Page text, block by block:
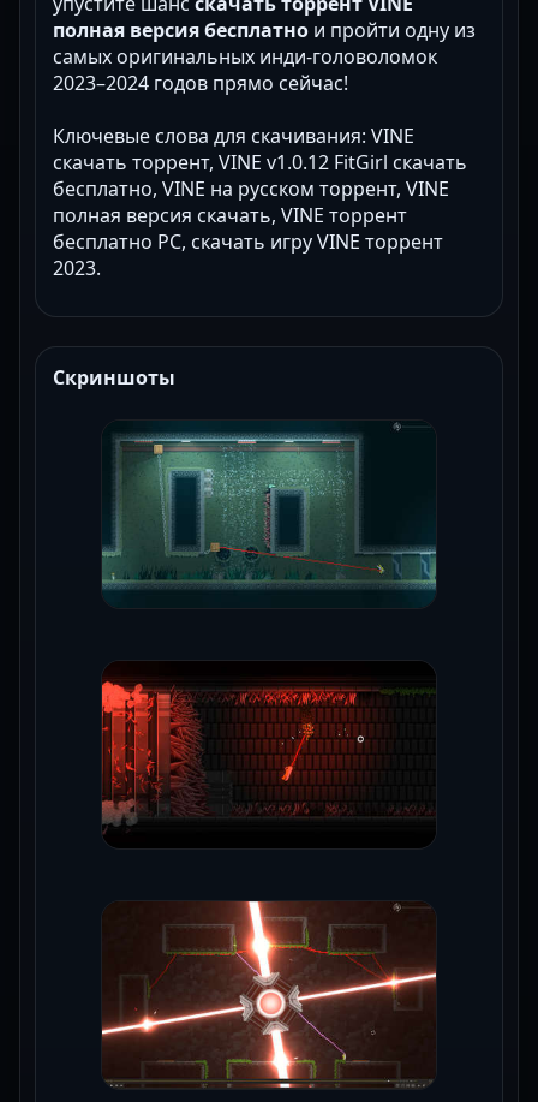
полная версия бесплатно и пройти одну из
самых оригинальных инди-головоломок
2023–2024 годов прямо сейчас!
Ключевые слова для скачивания: VINE
скачать торрент, VINE v1.0.12 FitGirl скачать
бесплатно, VINE на русском торрент, VINE
полная версия скачать, VINE торрент
бесплатно PC, скачать игру VINE торрент
2023.
Скриншоты